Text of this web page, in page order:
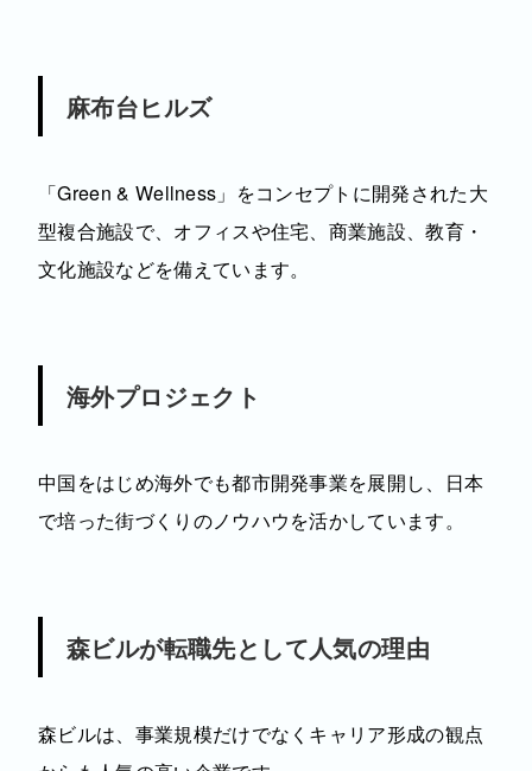
麻布台ヒルズ
「Green & Wellness」をコンセプトに開発された大
型複合施設で、オフィスや住宅、商業施設、教育・
文化施設などを備えています。
海外プロジェクト
中国をはじめ海外でも都市開発事業を展開し、日本
で培った街づくりのノウハウを活かしています。
森ビルが転職先として人気の理由
森ビルは、事業規模だけでなくキャリア形成の観点